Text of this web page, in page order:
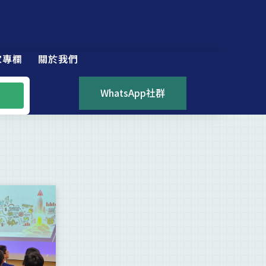
欄 關於我們
WhatsApp社群